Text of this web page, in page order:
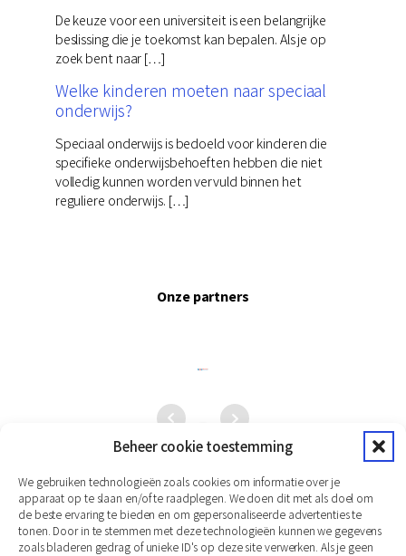
Beheer cookie toestemming
We gebruiken technologieën zoals cookies om informatie over je
apparaat op te slaan en/of te raadplegen. We doen dit met als doel om
de beste ervaring te bieden en om gepersonaliseerde advertenties te
tonen. Door in te stemmen met deze technologieën kunnen we gegevens
zoals bladeren gedrag of unieke ID's op deze site verwerken. Als je geen
De keuze voor een universiteit is een belangrijke
beslissing die je toekomst kan bepalen. Als je op
zoek bent naar […]
Welke kinderen moeten naar speciaal
onderwijs?
Speciaal onderwijs is bedoeld voor kinderen die
specifieke onderwijsbehoeften hebben die niet
volledig kunnen worden vervuld binnen het
reguliere onderwijs. […]
Onze partners